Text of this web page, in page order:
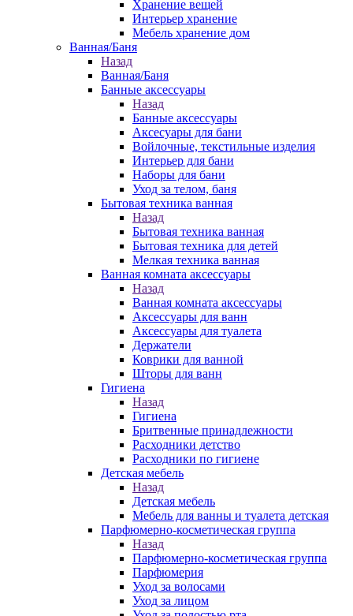
Хранение вещей
Интерьер хранение
Мебель хранение дом
Ванная/Баня
Назад
Ванная/Баня
Банные аксессуары
Назад
Банные аксессуары
Аксесуары для бани
Войлочные, текстильные изделия
Интерьер для бани
Наборы для бани
Уход за телом, баня
Бытовая техника ванная
Назад
Бытовая техника ванная
Бытовая техника для детей
Мелкая техника ванная
Ванная комната аксессуары
Назад
Ванная комната аксессуары
Аксессуары для ванн
Аксессуары для туалета
Держатели
Коврики для ванной
Шторы для ванн
Гигиена
Назад
Гигиена
Бритвенные принадлежности
Расходники детство
Расходники по гигиене
Детская мебель
Назад
Детская мебель
Мебель для ванны и туалета детская
Парфюмерно-косметическая группа
Назад
Парфюмерно-косметическая группа
Парфюмерия
Уход за волосами
Уход за лицом